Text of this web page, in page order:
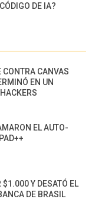
DE IA?
CONTRA CANVAS
EN UN
EL AUTO-
$1.000 Y DESATÓ EL
DE BRASIL